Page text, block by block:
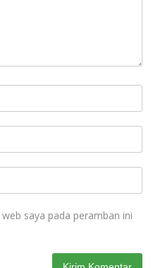
saya pada peramban ini